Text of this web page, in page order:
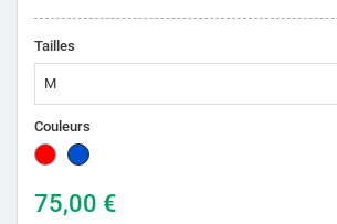
Tailles
Couleurs
RougeBleu
75,00 €